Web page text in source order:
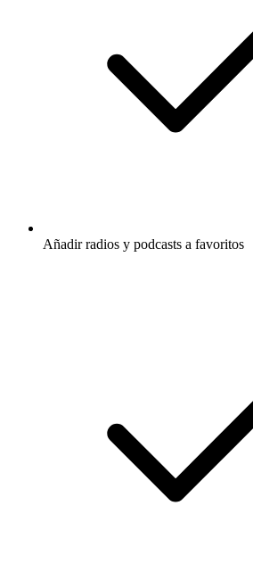
Añadir radios y podcasts a favoritos